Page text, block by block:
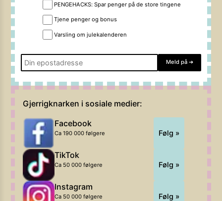
PENGEHACKS: Spar penger på de store tingene
Tjene penger og bonus
Varsling om julekalenderen
Meld på ➔
Gjerrigknarken i sosiale medier:
Facebook
Ca 190 000 følgere Følg »
TikTok
Ca 50 000 følgere Følg »
Instagram
Ca 50 000 følgere Følg »